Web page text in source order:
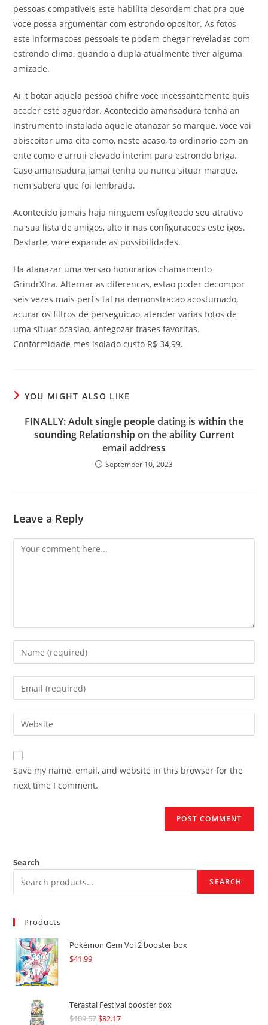
pessoas compativeis este habilita desordem chat pra que
voce possa argumentar com estrondo opositor. As fotos
este informacoes pessoais te podem chegar reveladas com
estrondo clima, quando a dupla atualmente tiver alguma
amizade.
Ai, t botar aquela pessoa chifre voce incessantemente quis
aceder este aguardar. Acontecido amansadura tenha an
instrumento instalada aquele atanazar so marque, voce vai
abiscoitar uma cita como, neste acaso, ta ordinario com an
ente como e arruii elevado interim para estrondo briga.
Caso amansadura jamai tenha ou nunca situar marque,
nem sabera que foi lembrada.
Acontecido jamais haja ninguem esfogiteado seu atrativo
na sua lista de amigos, alto ir nas configuracoes este igos.
Destarte, voce expande as possibilidades.
Ha atanazar uma versao honorarios chamamento
GrindrXtra. Alternar as diferencas, estao poder decompor
seis vezes mais perfis tal na demonstracao acostumado,
acurar os filtros de perseguicao, atender varias fotos de
uma situar ocasiao, antegozar frases favoritas.
Conformidade mes isolado custo R$ 34,99.
YOU MIGHT ALSO LIKE
FINALLY: Adult single people dating is within the
sounding Relationship on the ability Current
email address
September 10, 2023
Leave a Reply
Comment
Enter
your
name
comment
Enter
your
email
address
comment
Enter
your
website
URL
(optional)
Save my name, email, and website in this browser for the
next time I comment.
Search
SEARCH
Products
Pokémon Gem Vol 2 booster box
$41.99
Terastal Festival booster box
$109.57Original
$82.17Current